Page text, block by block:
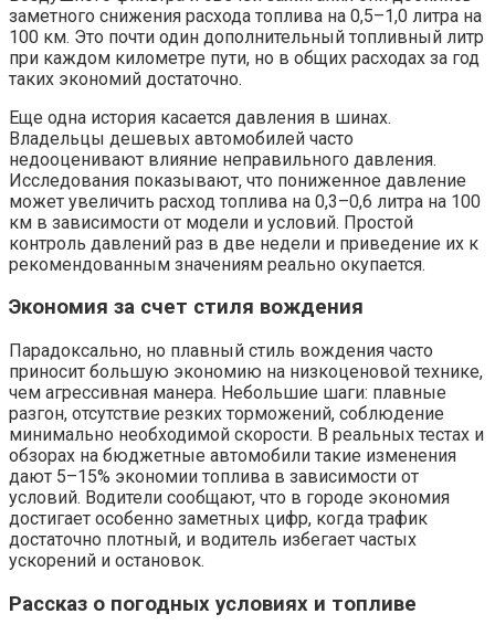
заметного снижения расхода топлива на 0,5–1,0 литра на
100 км. Это почти один дополнительный топливный литр
при каждом километре пути, но в общих расходах за год
таких экономий достаточно.
Еще одна история касается давления в шинах.
Владельцы дешевых автомобилей часто
недооценивают влияние неправильного давления.
Исследования показывают, что пониженное давление
может увеличить расход топлива на 0,3–0,6 литра на 100
км в зависимости от модели и условий. Простой
контроль давлений раз в две недели и приведение их к
рекомендованным значениям реально окупается.
Экономия за счет стиля вождения
Парадоксально, но плавный стиль вождения часто
приносит большую экономию на низкоценовой технике,
чем агрессивная манера. Небольшие шаги: плавные
разгон, отсутствие резких торможений, соблюдение
минимально необходимой скорости. В реальных тестах и
обзорах на бюджетные автомобили такие изменения
дают 5–15% экономии топлива в зависимости от
условий. Водители сообщают, что в городе экономия
достигает особенно заметных цифр, когда трафик
достаточно плотный, и водитель избегает частых
ускорений и остановок.
Рассказ о погодных условиях и топливе